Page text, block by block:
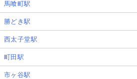
馬喰町駅
勝どき駅
西太子堂駅
町田駅
市ヶ谷駅